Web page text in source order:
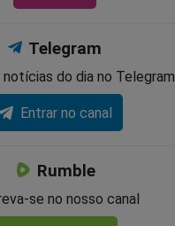
Telegram
notícias do dia no Telegram
Entrar no canal
Rumble
se no nosso canal